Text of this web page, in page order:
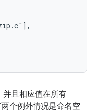
并且相应值在所有
个例外情况是命名空